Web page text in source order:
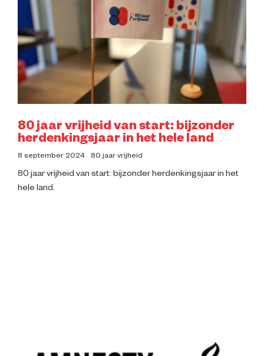
Impressie
Over ons
80 jaar vrijheid van start: bijzonder
herdenkingsjaar in het hele land
8 september 2024 80 jaar vrijheid
80 jaar vrijheid van start: bijzonder herdenkingsjaar in het
hele land.